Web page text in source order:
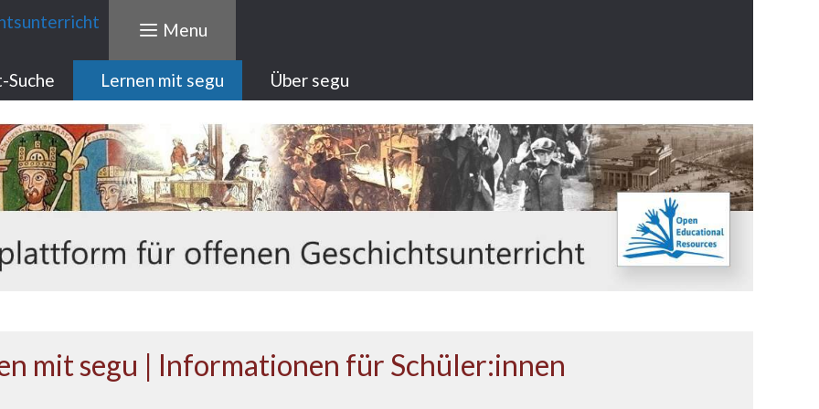
Menu
Suche Lernen mit segu Über segu
mit segu | Informationen für Schüler:innen